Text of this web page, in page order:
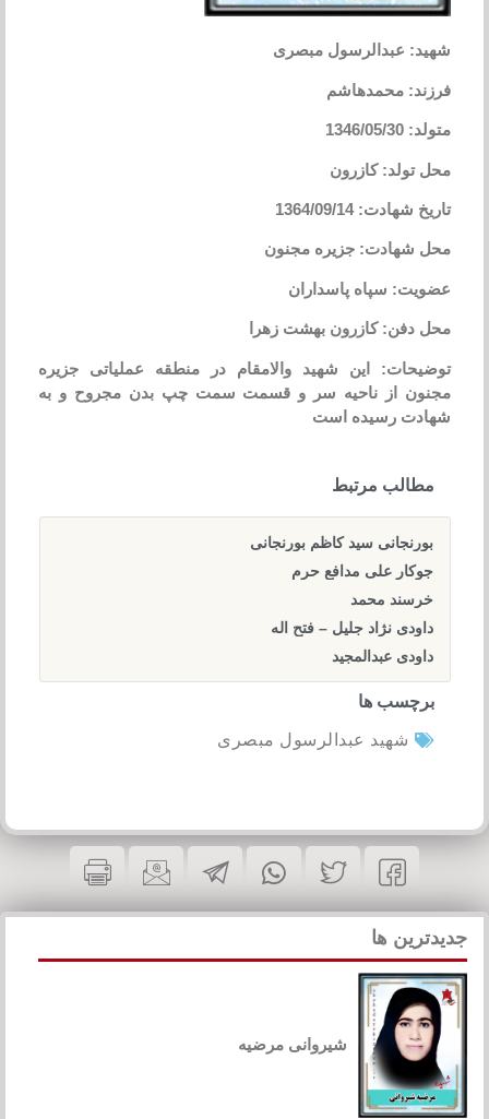
شهید: عبدالرسول مبصری
فرزند: محمدهاشم
متولد: 1346/05/30
محل تولد: کازرون
تاریخ شهادت: 1364/09/14
محل شهادت: جزیره مجنون
عضویت: سپاه پاسداران
محل دفن: کازرون بهشت زهرا
توضیحات: این شهید والامقام در منطقه عملیاتی جزیره
مجنون از ناحیه سر و قسمت سمت چپ بدن مجروح و به
شهادت رسیده است
مطالب مرتبط
بورنجانی سید کاظم بورنجانی
جوکار علی مدافع حرم
خرسند محمد
داودی نژاد جلیل – فتح اله
داودی عبدالمجید
برچسب ها
شهید عبدالرسول مبصری
جدیدترین ها
شیروانی مرضیه